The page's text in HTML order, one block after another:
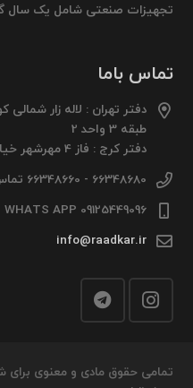
تجهیزات صنعتی شامل یک سال
تماس باما
دفتر تهران : لاله زار
طبقه 3 واحد 2
دفتر کرج : فاز 4 مهرشهر خیابان 411 شرقی پلاک 114 واحد 1
66348680 - 66348660 تماس از 8 صبح تا 6 شب
09125449096 WHATS APP
info@raadkar.ir
تمامی حقوق مادی و معنوی برای